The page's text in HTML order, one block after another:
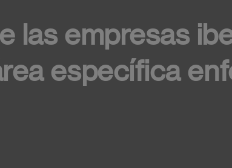
las empresas
específica